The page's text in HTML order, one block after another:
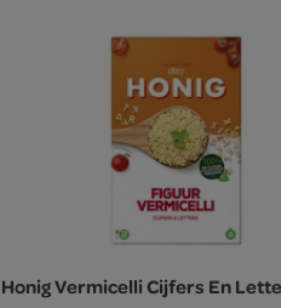
Honig Vermicelli Cijfers En